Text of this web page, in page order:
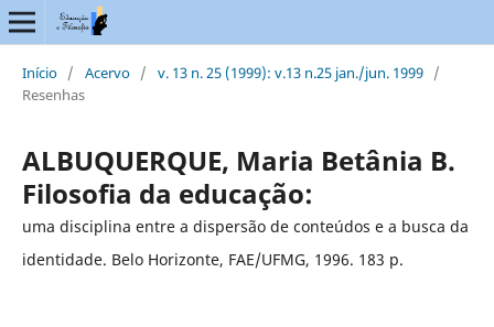
Início / Acervo / v. 13 n. 25 (1999): v.13 n.25 jan./jun. 1999 /
Resenhas
ALBUQUERQUE, Maria Betânia B.
Filosofia da educação:
uma disciplina entre a dispersão de conteúdos e a busca da
identidade. Belo Horizonte, FAE/UFMG, 1996. 183 p.